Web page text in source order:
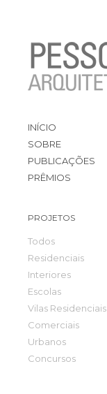
INÍCIO
SOBRE
PUBLICAÇÕES
PRÊMIOS
PROJETOS
Todos
Residenciais
Interiores
Escolas
Vilas Residenciais
Comerciais
Urbanos
Concursos